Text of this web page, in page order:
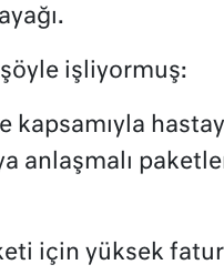
şöyle işliyormuş:
kapsamıyla
anlaşmalı
için yüksek